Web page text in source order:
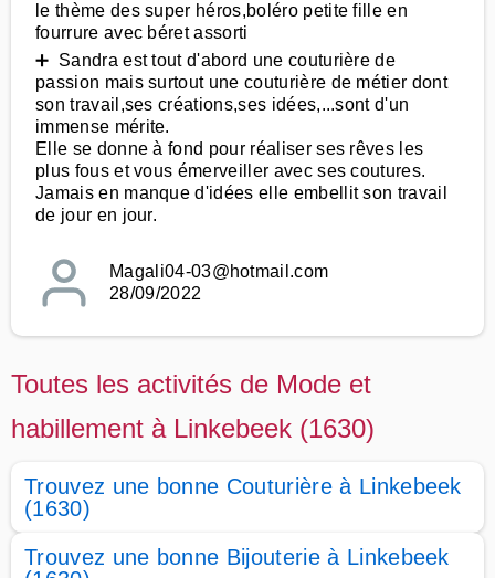
le thème des super héros,boléro petite fille en
fourrure avec béret assorti
➕ Sandra est tout d'abord une couturière de
passion mais surtout une couturière de métier dont
son travail,ses créations,ses idées,...sont d'un
immense mérite.
Elle se donne à fond pour réaliser ses rêves les
plus fous et vous émerveiller avec ses coutures.
Jamais en manque d'idées elle embellit son travail
de jour en jour.
Magali04-03@hotmail.com
28/09/2022
Toutes les activités de Mode et
habillement à Linkebeek (1630)
Trouvez une bonne Couturière à Linkebeek
(1630)
Trouvez une bonne Bijouterie à Linkebeek